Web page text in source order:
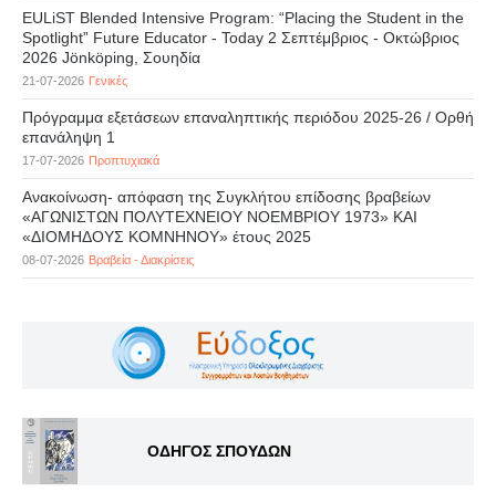
EULiST Blended Intensive Program: “Placing the Student in the
Spotlight” Future Educator - Today 2 Σεπτέμβριος - Οκτώβριος
2026 Jönköping, Σουηδία
21-07-2026 Γενικές
Πρόγραμμα εξετάσεων επαναληπτικής περιόδου 2025-26 / Ορθή
επανάληψη 1
17-07-2026 Προπτυχιακά
Ανακοίνωση- απόφαση της Συγκλήτου επίδοσης βραβείων
«ΑΓΩΝΙΣΤΩΝ ΠΟΛΥΤΕΧΝΕΙΟΥ ΝΟΕΜΒΡΙΟΥ 1973» ΚΑΙ
«ΔΙΟΜΗΔΟΥΣ ΚΟΜΝΗΝΟΥ» έτους 2025
08-07-2026 Βραβεία - Διακρίσεις
ΟΔΗΓΟΣ ΣΠΟΥΔΩΝ